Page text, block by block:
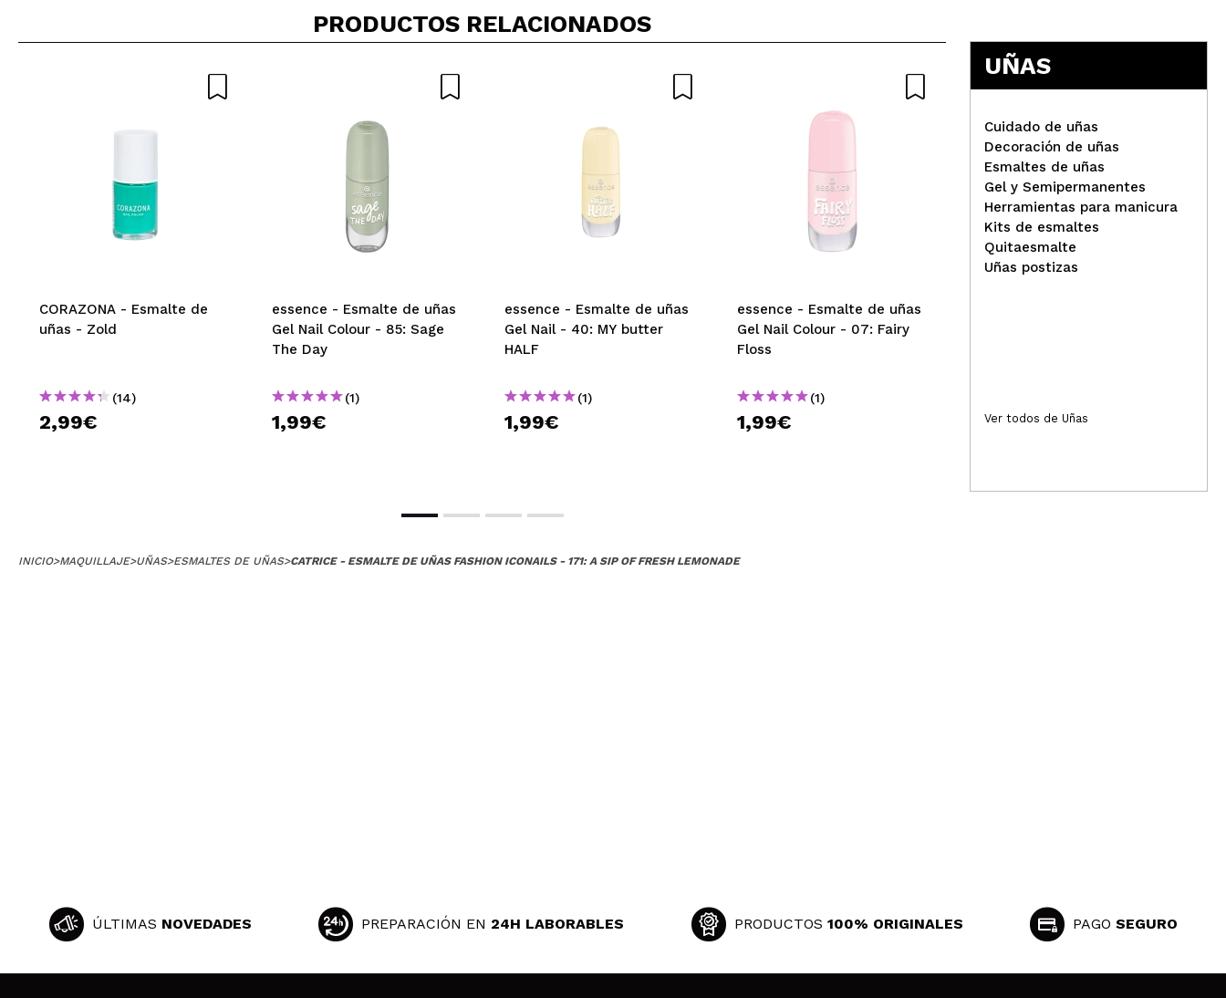
PRODUCTOS RELACIONADOS
CORAZONA - Esmalte de
uñas - Zold
(14)
2,99€
essence - Esmalte de uñas
Gel Nail Colour - 85: Sage
The Day
(1)
1,99€
essence - Esmalte de uñas
Gel Nail - 40: MY butter
HALF
(1)
1,99€
essence - Esmalte de uñas
Gel Nail Colour - 07: Fairy
Floss
(1)
1,99€
essence - Esmalte de uñas
Gel Nail Colour - 16: Chili
Together
1,99€
UÑAS
Cuidado de uñas
Decoración de uñas
Esmaltes de uñas
Gel y Semipermanentes
Herramientas para manicura
Kits de esmaltes
Quitaesmalte
Uñas postizas
Ver todos de Uñas
INICIO>MAQUILLAJE>UÑAS>ESMALTES DE UÑAS>CATRICE - ESMALTE DE UÑAS FASHION ICONAILS - 171: A SIP OF FRESH LEMONADE
ÚLTIMAS NOVEDADES PREPARACIÓN EN 24H LABORABLES PRODUCTOS 100% ORIGINALES PAGO SEGURO